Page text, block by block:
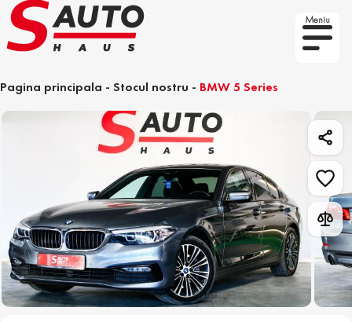
Meniu
Pagina principala - Stocul nostru - BMW 5 Series